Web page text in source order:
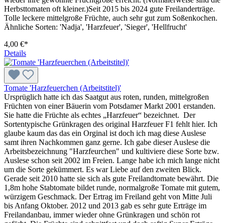
Herbsttomaten oft kleiner.)Seit 2015 bis 2024 gute Freilanderträge.
Tolle leckere mittelgroße Früchte, auch sehr gut zum Soßenkochen.
Ähnliche Sorten: 'Nadja', 'Harzfeuer', 'Sieger', 'Hellfrucht'
4,00 €*
Details
Tomate 'Harzfeuerchen (Arbeitstitel)'
Ursprüglich hatte ich das Saatgut aus roten, runden, mittelgroßen
Früchten von einer Bäuerin vom Potsdamer Markt 2001 erstanden.
Sie hatte die Früchte als echtes „Harz­feuer“ bezeichnet. Der
Sortentypische Grünkragen des original Harzfeuer F1 fehlt hier. Ich
glaube kaum das das ein Orginal ist doch ich mag diese Auslese
samt ihren Nachkommen ganz gerne. Ich gabe dieser Auslese die
Arbeitsbezeichnung "Harzfeurchen" und kultiviere diese Sorte bzw.
Auslese schon seit 2002 im Freien. Lange habe ich mich lange nicht
um die Sorte gekümmert. Es war Liebe auf den zweiten Blick.
Gerade seit 2010 hatte sie sich als gute Freilandtomate bewährt. Die
1,8m hohe Stabtomate bildet runde, normalgroße Tomate mit gutem,
würzigem Geschmack. Der Ertrag im Freiland geht von Mitte Juli
bis Anfang Oktober. 2012 und 2013 gab es sehr gute Erträge im
Freiland­anbau, immer wieder ohne Grünkragen und schön rot